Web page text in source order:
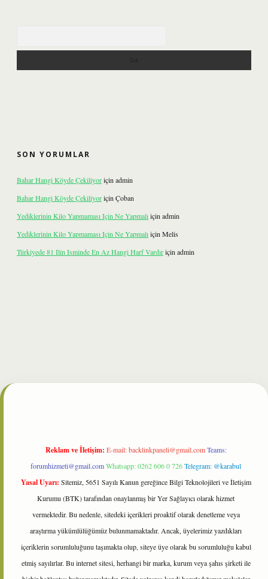
SON YORUMLAR
Bahar Hangi Köyde Çekiliyoriçin admin
Bahar Hangi Köyde Çekiliyoriçin Çoban
Yediklerinin Kilo Yapmaması Için Ne Yapmalıiçin admin
Yediklerinin Kilo Yapmaması Için Ne Yapmalıiçin Melis
Türkiyede 81 Ilin Isminde En Az Hangi Harf Vardıriçin admin
Reklam ve İletişim: E-mail:backlinkpaneli@gmail.com Teams:
forumhizmeti@gmail.comWhatsapp: 0262 606 0 726Telegram: @karabul
Yasal Uyarı: Sitemiz, 5651 Sayılı Kanun gereğince Bilgi Teknolojileri ve İletişim
Kurumu (BTK) tarafından onaylanmış bir Yer Sağlayıcı olarak hizmet
vermektedir. Bu nedenle, sitedeki içerikleri proaktif olarak denetleme veya
araştırma yükümlülüğümüz bulunmamaktadır. Ancak, üyelerimiz yazdıkları
içeriklerin sorumluluğunu taşımakta olup, siteye üye olarak bu sorumluluğu kabul
etmiş sayılırlar. Bu internet sitesi, herhangi bir marka, kurum veya şahıs şirketi ile